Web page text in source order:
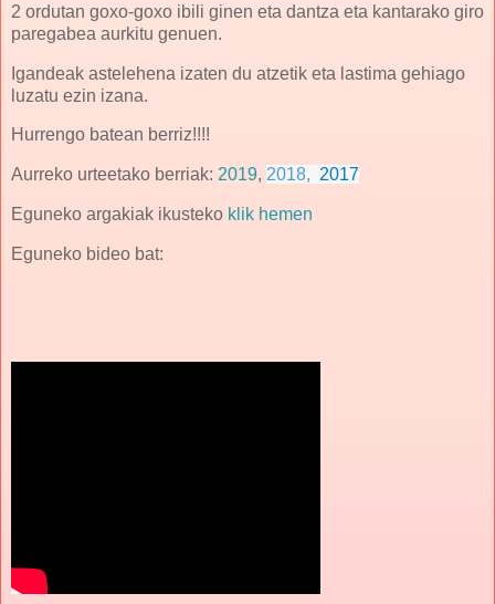
2 ordutan goxo-goxo ibili ginen eta dantza eta kantarako giro
paregabea aurkitu genuen.
Igandeak astelehena izaten du atzetik eta lastima gehiago
luzatu ezin izana.
Hurrengo batean berriz!!!!
Aurreko urteetako berriak: 2019, 2018, 2017
Eguneko argakiak ikusteko klik hemen
Eguneko bideo bat: